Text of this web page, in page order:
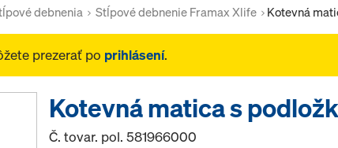
debnenia Stĺpové debnenie Framax Xlife Kotevná
prezerať po prihlásení.
Kotevná matica s
Č. tovar. pol.581966000